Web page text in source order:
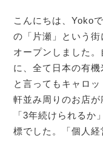
こんにちは、Yoko
の「片瀬」という
オープンしました
に、全て日本の有
と言ってもキャロ
軒並み周りのお店が
「3年続けられるか
標でした。「個人